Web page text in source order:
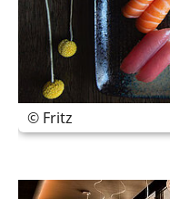
© Fritz